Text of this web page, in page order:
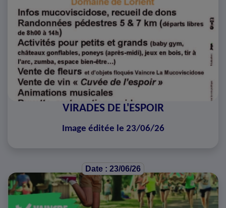
VIRADES DE L'ESPOIR
Image éditée le 23/06/26
Date : 23/06/26